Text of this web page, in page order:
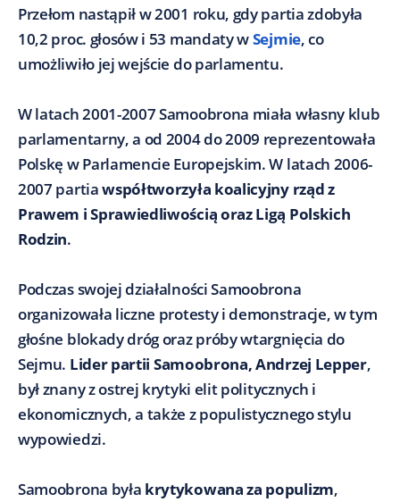
Przełom nastąpił w 2001 roku, gdy partia zdobyła
10,2 proc. głosów i 53 mandaty wSejmie, co
umożliwiło jej wejście do parlamentu.
W latach 2001-2007 Samoobrona miała własny klub
parlamentarny, a od 2004 do 2009 reprezentowała
Polskę w Parlamencie Europejskim. W latach 2006-
2007 partiawspółtworzyła koalicyjny rząd z
Prawem i Sprawiedliwością oraz Ligą Polskich
Rodzin.
Podczas swojej działalności Samoobrona
organizowała liczne protesty i demonstracje, w tym
głośne blokady dróg oraz próby wtargnięcia do
Sejmu. Lider partii Samoobrona, Andrzej Lepper,
był znany z ostrej krytyki elit politycznych i
ekonomicznych, a także z populistycznego stylu
wypowiedzi.
Samoobrona była krytykowana za populizm,